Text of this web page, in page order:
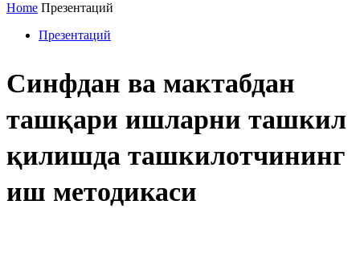
Home Презентаций
Презентаций
Синфдан ва мактабдан
ташқари ишларни ташкил
қилишда ташкилотчининг
иш методикаси